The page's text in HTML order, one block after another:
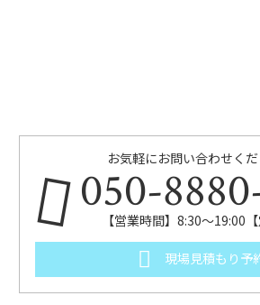
お気軽にお問い合わせくだ
050-
【営業時間】8:30～19:00
現場見積もり予